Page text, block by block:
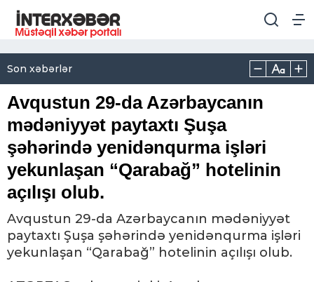
Son xəbərlər
Avqustun 29-da Azərbaycanın
mədəniyyət paytaxtı Şuşa
şəhərində yenidənqurma işləri
yekunlaşan “Qarabağ” hotelinin
açılışı olub.
Avqustun 29-da Azərbaycanın mədəniyyət
paytaxtı Şuşa şəhərində yenidənqurma işləri
yekunlaşan “Qarabağ” hotelinin açılışı olub.